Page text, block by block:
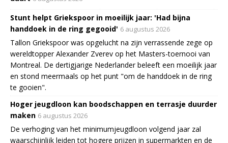
Stunt helpt Griekspoor in moeilijk jaar: 'Had bijna
handdoek in de ring gegooid' 6 augustus 2026
Tallon Griekspoor was opgelucht na zijn verrassende zege op
wereldtopper Alexander Zverev op het Masters-toernooi van
Montreal. De dertigjarige Nederlander beleeft een moeilijk jaar
en stond meermaals op het punt "om de handdoek in de ring
te gooien".
Hoger jeugdloon kan boodschappen en terrasje duurder
maken 6 augustus 2026
De verhoging van het minimumjeugdloon volgend jaar zal
waarschijnlijk leiden tot hogere prijzen in supermarkten en de